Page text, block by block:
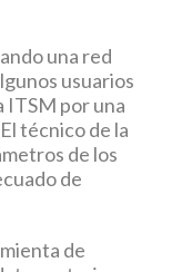
una red
usuarios
ITSM por una
técnico de la
de los
de
de